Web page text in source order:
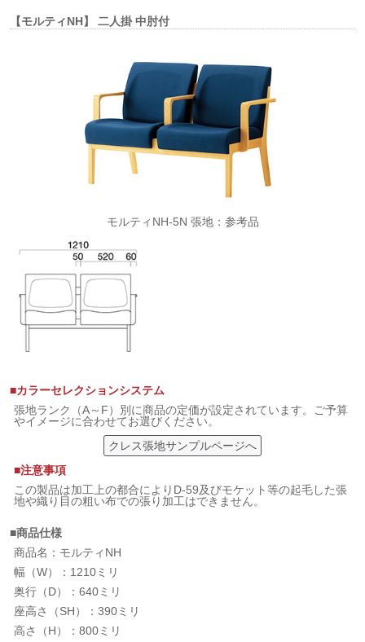
【モルティNH】 二人掛 中肘付
モルティNH-5N 張地：参考品
■カラーセレクションシステム
張地ランク（A～F）別に商品の定価が設定されています。ご予算
やイメージに合わせてお選びください。
クレス張地サンプルページへ
■注意事項
この製品は加工上の都合によりD-59及びモケット等の起毛した張
地や織り目の粗い布での張り加工はできません。
■商品仕様
商品名：モルティNH
幅（W）：1210ミリ
奥行（D）：640ミリ
座高さ（SH）：390ミリ
高さ（H）：800ミリ